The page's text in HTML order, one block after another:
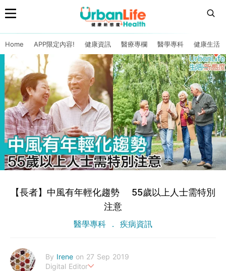
Home APP限定內容! 健康資訊 醫療專欄 醫學專科 健康生活
【長者】中風有年輕化趨勢 55歲以上人士需特別
注意
醫學專科 疾病資訊
By Irene on 27 Sep 2019
Digital Editor